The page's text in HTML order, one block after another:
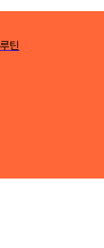
틴